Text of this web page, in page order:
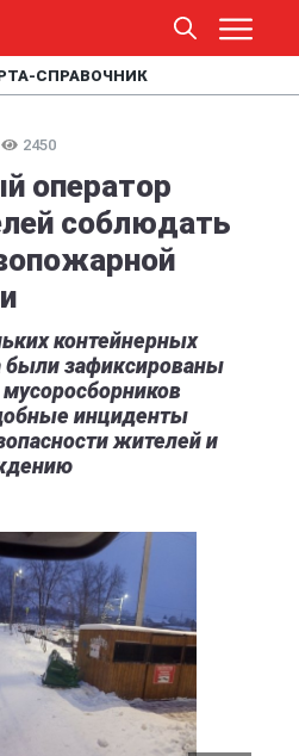
СПРАВОЧНИК
2450
оператор
соблюдать
контейнерных
были зафиксированы
мусоросборников
инциденты
жителей и